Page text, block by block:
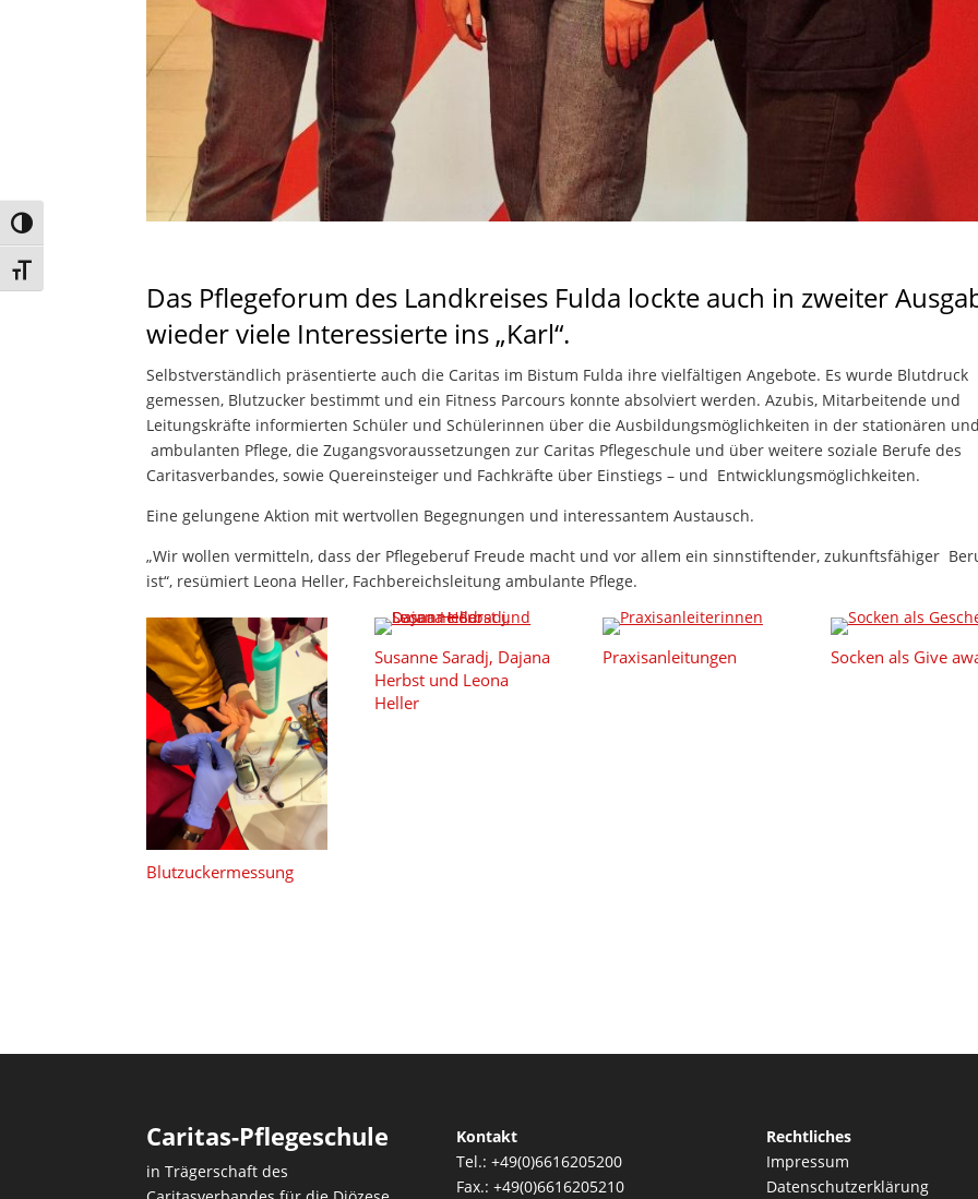
Umschalten auf hohe Kontraste
Schrift vergrößern
Das Pflegeforum des Landkreises Fulda lockte auch in zweiter
wieder viele Interessierte ins „Karl“.
Selbstverständlich präsentierte auch die Caritas im Bistum Fulda ihre vielfältigen Angebote. Es wurde Blutdruck
gemessen, Blutzucker bestimmt und ein Fitness Parcours konnte absolviert werden. Azubis, Mitarbeitende und
Leitungskräfte informierten Schüler und Schülerinnen über die Ausbildungsmöglichkeiten in der stationären und
ambulanten Pflege, die Zugangsvoraussetzungen zur Caritas Pflegeschule und über weitere soziale Berufe des
Caritasverbandes, sowie Quereinsteiger und Fachkräfte über Einstiegs – und Entwicklungsmöglichkeiten.
Eine gelungene Aktion mit wertvollen Begegnungen und interessantem Austausch.
„Wir wollen vermitteln, dass der Pflegeberuf Freude macht und vor allem ein sinnstiftender, zukunftsfähiger
ist“, resümiert Leona Heller, Fachbereichsleitung ambulante Pflege.
Blutzuckermessung
Susanne Saradj, Dajana
Herbst und Leona
Heller
Praxisanleitungen Socken als Give
Caritas-Pflegeschule
in Trägerschaft des
Kontakt
Tel.: +49(0)6616205200
Fax.: +49(0)6616205210
Rechtliches
Impressum
Datenschutzerklärung